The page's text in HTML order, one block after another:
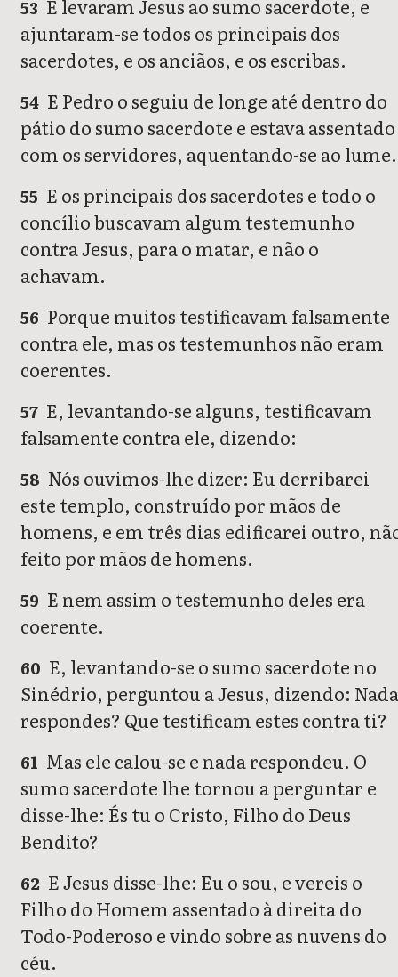
53 E levaram Jesus ao sumo sacerdote, e
ajuntaram-se todos os principais dos
sacerdotes, e os anciãos, e os escribas.
54 E Pedro o seguiu de longe até dentro do
pátio do sumo sacerdote e estava assentado
com os servidores, aquentando-se ao lume.
55 E os principais dos sacerdotes e todo o
concílio buscavam algum testemunho
contra Jesus, para o matar, e não o
achavam.
56 Porque muitos testificavam falsamente
contra ele, mas os testemunhos não eram
coerentes.
57 E, levantando-se alguns, testificavam
falsamente contra ele, dizendo:
58 Nós ouvimos-lhe dizer: Eu derribarei
este templo, construído por mãos de
homens, e em três dias edificarei outro,
feito por mãos de homens.
59 E nem assim o testemunho deles era
coerente.
60 E, levantando-se o sumo sacerdote no
Sinédrio, perguntou a Jesus, dizendo: Nada
respondes? Que testificam estes contra ti?
61 Mas ele calou-se e nada respondeu. O
sumo sacerdote lhe tornou a perguntar e
disse-lhe: És tu o Cristo, Filho do Deus
Bendito?
62 E Jesus disse-lhe: Eu o sou, e vereis o
Filho do Homem assentado à direita do
Todo-Poderoso e vindo sobre as nuvens do
céu.